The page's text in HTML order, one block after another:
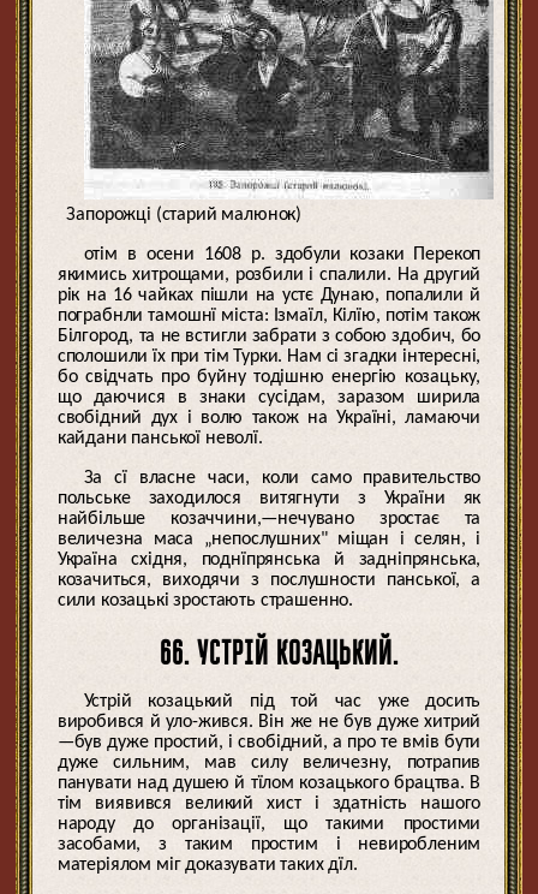
Запорожці (старий малюнок)
отім в осени 1608 р. здобули козаки Перекоп
якимись хитрощами, розбили і спалили. На другий
рік на 16 чайках пішли на устє Дунаю, попалили й
пограбнли тамошнї міста: Ізмаїл, Кілїю, потім також
Білгород, та не встигли забрати з собою здобич, бо
сполошили їх при тім Турки. Нам сі згадки інтересні,
бо свідчать про буйну тодішню енергію козацьку,
що даючися в знаки сусідам, заразом ширила
свобідний дух і волю також на Україні, ламаючи
кайдани панської неволї.
За сї власне часи, коли само правительство
польське заходилося витягнути з України як
найбільше козаччини,—нечувано зростає та
величезна маса „непослушних" міщан і селян, і
Україна східня, поднїпрянська й задніпрянська,
козачиться, виходячи з послушности панської, а
сили козацькі зростають страшенно.
66. УСТРІЙ КОЗАЦЬКИЙ.
Устрій козацький під той час уже досить
виробився й уло-жився. Він же не був дуже хитрий
—був дуже простий, і свобідний, а про те вмів бути
дуже сильним, мав силу величезну, потрапив
панувати над душею й тїлом козацького брацтва. В
тім виявився великий хист і здатність нашого
народу до організації, що такими простими
засобами, з таким простим і невиробленим
матеріялом міг доказувати таких дїл.